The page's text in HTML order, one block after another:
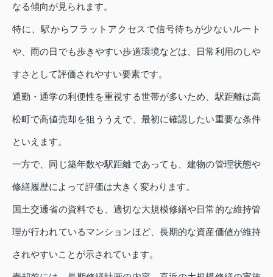
なる傾向が見られます。
特に、駅からフラットアクセスで信号待ちが少ないルート
や、雨の日でも歩きやすい歩道環境などは、日常利用のしや
すさとして評価されやすい要素です。
通勤・通学の利便性を重視する世帯が多いため、駅距離は高
松町で高値売却を狙ううえで、最初に確認したい重要な条件
といえます。
一方で、同じ築年数や駅距離であっても、建物の管理状態や
修繕履歴によって評価は大きく変わります。
国土交通省の資料でも、適切な大規模修繕や日常的な維持管
理が行われているマンションほど、長期的な資産価値が維持
されやすいことが示されています。